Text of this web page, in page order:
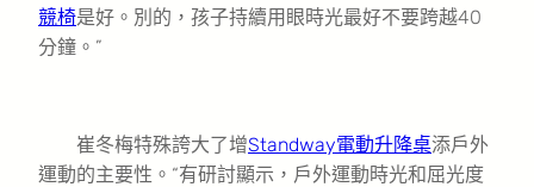
競椅是好。別的，孩子持續用眼時光最好不要跨越40
分鐘。”
崔冬梅特殊誇大了增Standway電動升降桌添戶外
運動的主要性。“有研討顯示，戶外運動時光和屈光度